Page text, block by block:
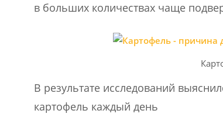
в больших количествах чаще
В результате исследований
картофель каждый день